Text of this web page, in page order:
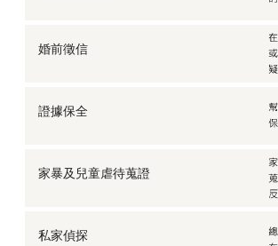
婚前徵信
證據保全
家暴及兒童虐待蒐證
私家偵探